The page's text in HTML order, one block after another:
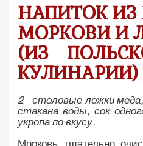
НАПИТОК
МОРКОВИ И
(ИЗ
КУЛИНАРИИ)
2 столовые ложки меда,
стакана воды, сок
укропа по вкусу.